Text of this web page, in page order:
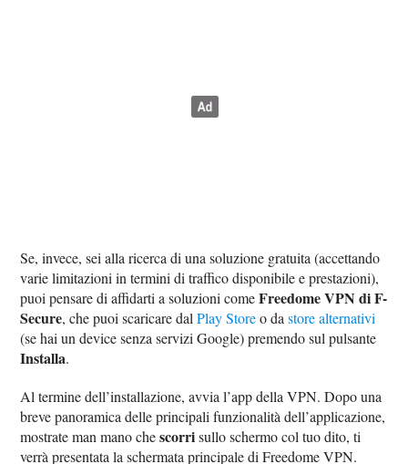
Se, invece, sei alla ricerca di una soluzione gratuita (accettando
varie limitazioni in termini di traffico disponibile e prestazioni),
puoi pensare di affidarti a soluzioni comeFreedome VPN di F-
Secure, che puoi scaricare dalPlay Storeo dastore alternativi
(se hai un device senza servizi Google) premendo sul pulsante
Installa.
Al termine dell’installazione, avvia l’app della VPN. Dopo una
breve panoramica delle principali funzionalità dell’applicazione,
mostrate man mano chescorrisullo schermo col tuo dito, ti
verrà presentata la schermata principale di Freedome VPN.